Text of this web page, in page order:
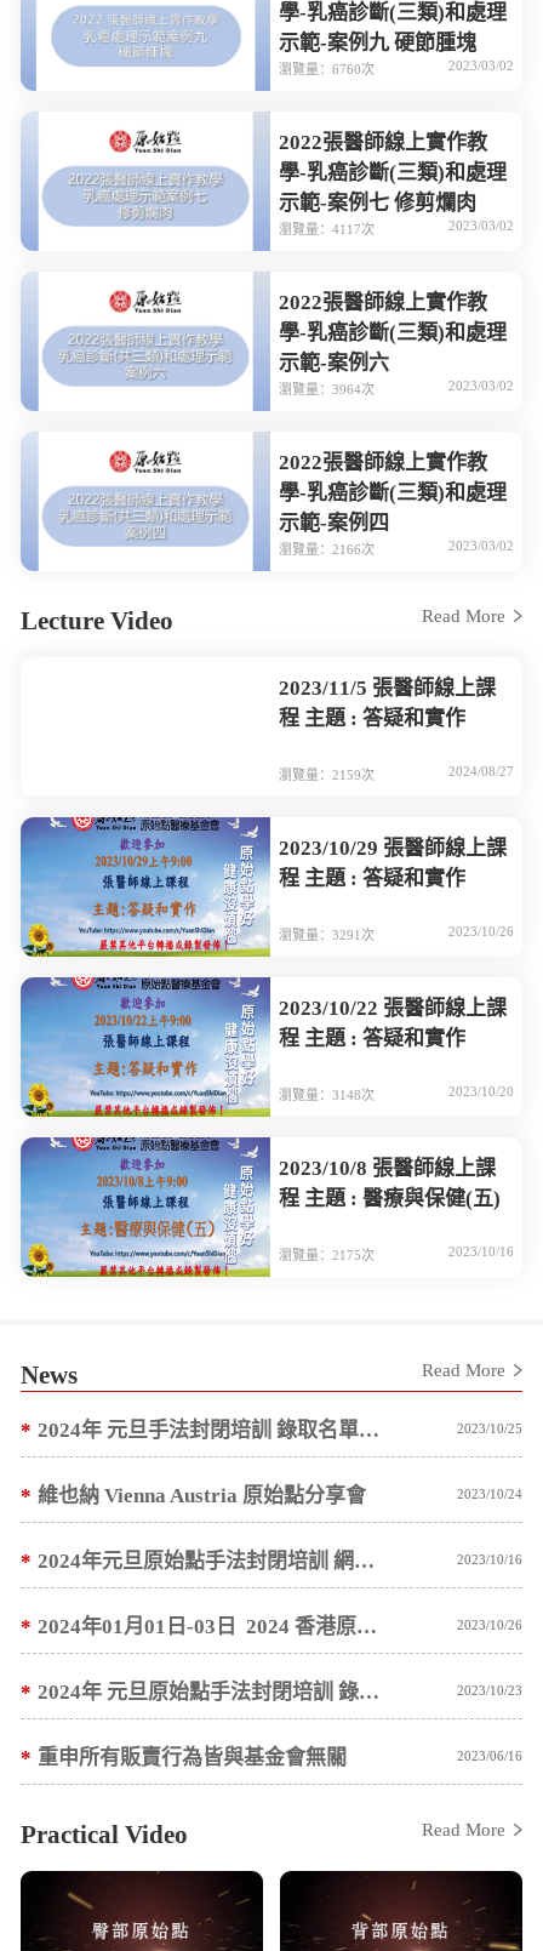
學-乳癌診斷(三類)和處理
示範-案例九 硬節腫塊
瀏覽量：6760次 2023/03/02
2022張醫師線上實作教
學-乳癌診斷(三類)和處理
示範-案例七 修剪爛肉
瀏覽量：4117次 2023/03/02
2022張醫師線上實作教
學-乳癌診斷(三類)和處理
示範-案例六
瀏覽量：3964次 2023/03/02
2022張醫師線上實作教
學-乳癌診斷(三類)和處理
示範-案例四
瀏覽量：2166次 2023/03/02
Lecture Video Read More
2023/11/5 張醫師線上課
程 主題 : 答疑和實作
瀏覽量：2159次 2024/08/27
2023/10/29 張醫師線上課
程 主題 : 答疑和實作
瀏覽量：3291次 2023/10/26
2023/10/22 張醫師線上課
程 主題 : 答疑和實作
瀏覽量：3148次 2023/10/20
2023/10/8 張醫師線上課
程 主題 : 醫療與保健(五)
瀏覽量：2175次 2023/10/16
News Read More
* 2024年 元旦手法封閉培訓 錄取名單預計 10/10 ~ 10/15 陸續通知 2023/10/25
* 維也納 Vienna Austria 原始點分享會 2023/10/24
* 2024年元旦原始點手法封閉培訓 網路報名公告 2023/10/16
* 2024年01月01日-03日 2024 香港原始點醫學健康講座 網路報名公告 2023/10/26
* 2024年 元旦原始點手法封閉培訓 錄取名單公告 2023/10/23
* 重申所有販賣行為皆與基金會無關 2023/06/16
Practical Video Read More